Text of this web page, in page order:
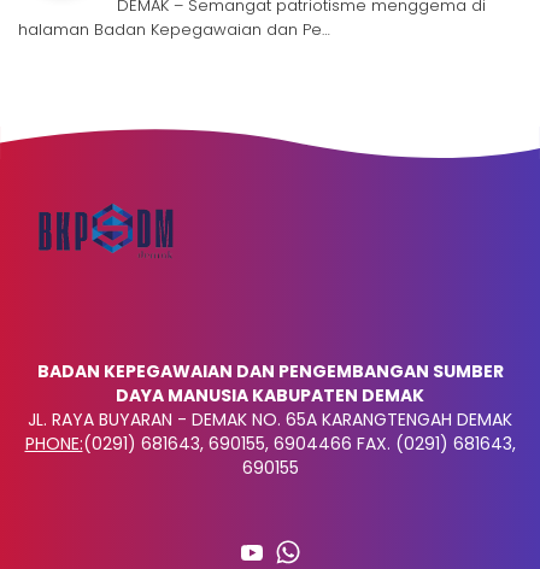
DEMAK – Semangat patriotisme menggema di
halaman Badan Kepegawaian dan Pe…
BADAN KEPEGAWAIAN DAN PENGEMBANGAN SUMBER
DAYA MANUSIA KABUPATEN DEMAK
JL. RAYA BUYARAN - DEMAK NO. 65A KARANGTENGAH DEMAK
PHONE:(0291) 681643, 690155, 6904466 FAX. (0291) 681643,
690155